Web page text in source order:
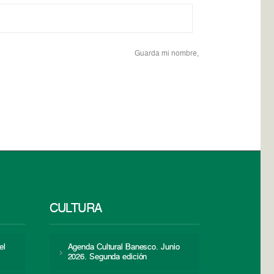
Guarda mi nombre,
CULTURA
Agenda Cultural Banesco. Junio
2026. Segunda edición